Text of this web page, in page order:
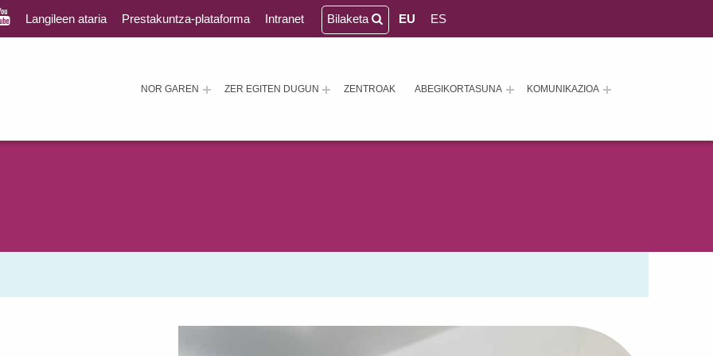
NOR GAREN ZER EGITEN DUGUN ZENTROAK ABEGIKORTASUNA KOMUNIKAZIOA
Langileen ataria Prestakuntza-plataforma Intranet Bilaketa EU ES